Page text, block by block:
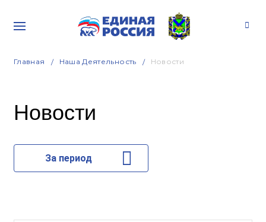
Главная Наша Деятельность Новости
Новости
За период